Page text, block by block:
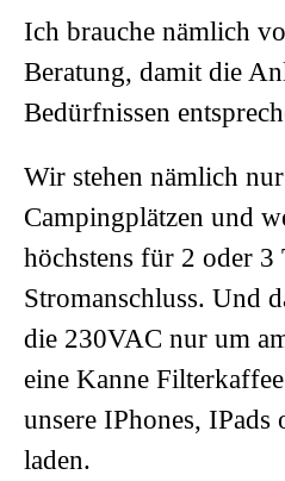
Ich brauche nämlich
Beratung, damit die
Bedürfnissen
Wir stehen nämlich
Campingplätzen und
höchstens für 2 oder 3
Stromanschluss. Und
die 230VAC nur um
eine Kanne
unsere IPhones, IPads
laden.